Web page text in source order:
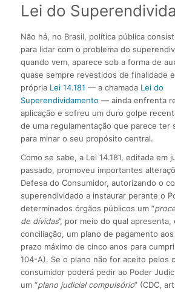
Lei do
Não há, no Brasil, política pública
para lidar com o problema do
quando vem, aparece sob a forma de
quase sempre revestidos de finalidade
própria Lei 14.181 — a chamada Lei do
Superendividamento — ainda enfrenta
aplicação e sofreu um duro golpe
de uma regulamentação que parece ter
para minar o seu propósito central.
Como se sabe, a Lei 14.181, editada em
passado, promoveu importantes
Defesa do Consumidor, autorizando o
superendividado a instaurar perante o
determinados órgãos públicos um “
de dívidas”, por meio do qual apresenta,
conciliação, um plano de pagamento
prazo máximo de cinco anos para
104-A). Se o plano não for aceito pelos
consumidor poderá pedir ao Poder
um “plano judicial compulsório” (CDC,